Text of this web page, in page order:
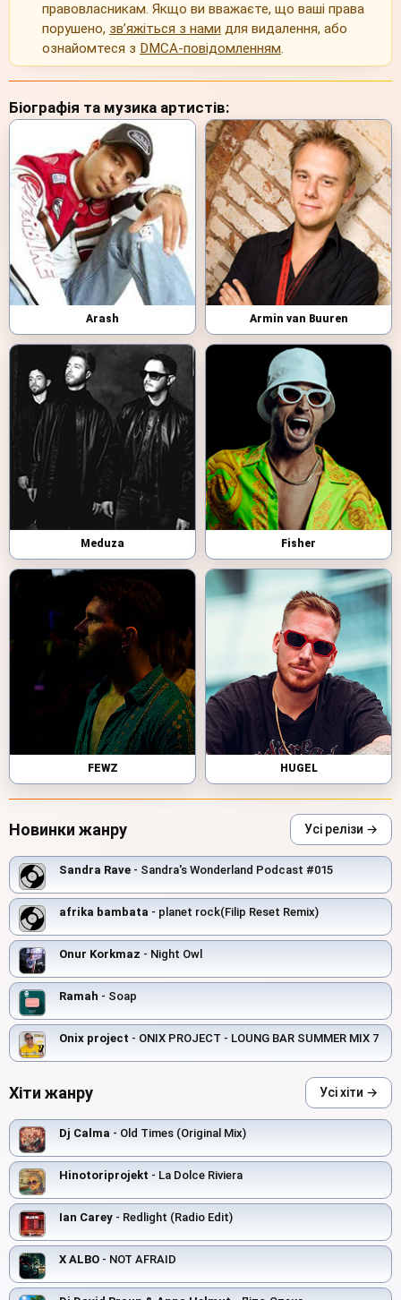
правовласникам. Якщо ви вважаєте, що ваші права
порушено, зв’яжіться з нами для видалення, або
ознайомтеся з DMCA-повідомленням.
Біографія та музика артистів:
Arash Armin van Buuren
Meduza Fisher
FEWZ HUGEL
Новинки жанру Усі релізи →
Sandra Rave - Sandra's Wonderland Podcast #015
afrika bambata - planet rock(Filip Reset Remix)
Onur Korkmaz - Night Owl
Ramah - Soap
Onix project - ONIX PROJECT - LOUNG BAR SUMMER MIX 7
Хіти жанру Усі хіти →
Dj Calma - Old Times (Original Mix)
Hinotoriprojekt - La Dolce Riviera
Ian Carey - Redlight (Radio Edit)
X ALBO - NOT AFRAID